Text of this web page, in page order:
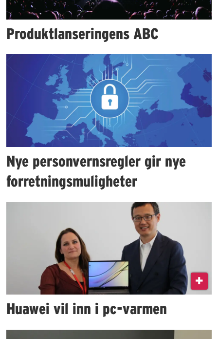
Produktlanseringens ABC
Nye personvernsregler gir nye
forretningsmuligheter
Huawei vil inn i pc-varmen